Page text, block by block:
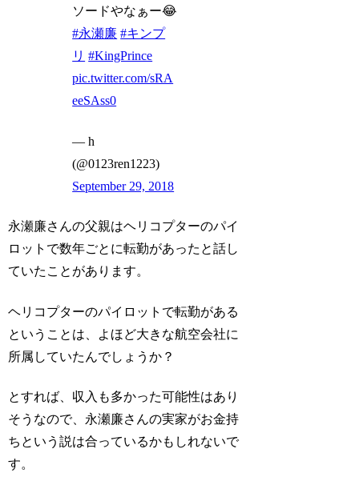
ソードやなぁー😂
#永瀬廉 #キンプ
リ #KingPrince
pic.twitter.com/sRA
eeSAss0
— h
(@0123ren1223)
September 29, 2018
永瀬廉さんの父親はヘリコプターのパイ
ロットで数年ごとに転勤があったと話し
ていたことがあります。
ヘリコプターのパイロットで転勤がある
ということは、よほど大きな航空会社に
所属していたんでしょうか？
とすれば、収入も多かった可能性はあり
そうなので、永瀬廉さんの実家がお金持
ちという説は合っているかもしれないで
す。